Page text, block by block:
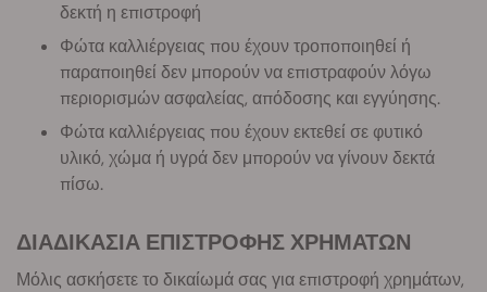
δεκτή η επιστροφή
Φώτα καλλιέργειας που έχουν τροποποιηθεί ή
παραποιηθεί δεν μπορούν να επιστραφούν λόγω
περιορισμών ασφαλείας, απόδοσης και εγγύησης.
Φώτα καλλιέργειας που έχουν εκτεθεί σε φυτικό
υλικό, χώμα ή υγρά δεν μπορούν να γίνουν δεκτά
πίσω.
ΔΙΑΔΙΚΑΣΙΑ ΕΠΙΣΤΡΟΦΗΣ ΧΡΗΜΑΤΩΝ
Μόλις ασκήσετε το δικαίωμά σας για επιστροφή χρημάτων,